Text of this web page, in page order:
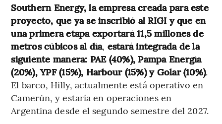
Southern Energy, la empresa creada para este
proyecto, que ya se inscribió al RIGI y que en
una primera etapa exportará 11,5 millones de
metros cúbicos al día, estará integrada de la
siguiente manera: PAE (40%), Pampa Energía
(20%), YPF (15%), Harbour (15%) y Golar (10%).
El barco, Hilly, actualmente está operativo en
Camerún, y estaría en operaciones en
Argentina desde el segundo semestre del 2027.